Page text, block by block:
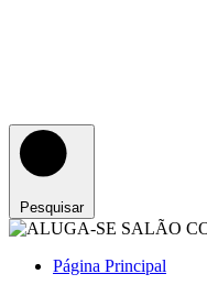
Pesquisar
Página Principal